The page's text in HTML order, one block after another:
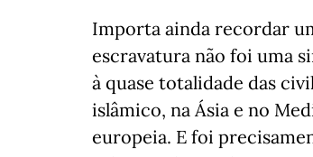
Importa ainda recordar
escravatura não foi uma
à quase totalidade das
islâmico, na Ásia e no
europeia. E foi